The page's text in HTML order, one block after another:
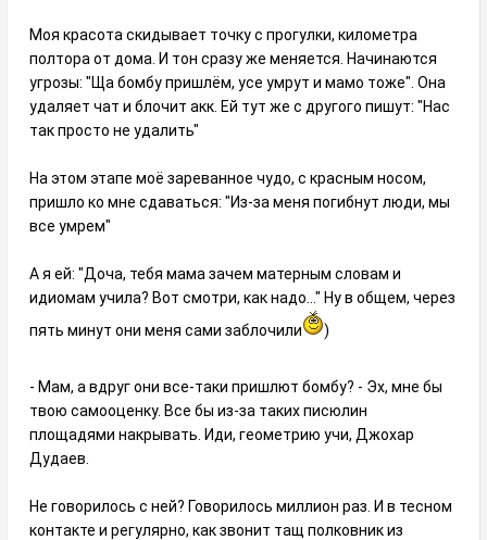
Моя красота скидывает точку с прогулки, километра
полтора от дома. И тон сразу же меняется. Начинаются
угрозы: "Ща бомбу пришлём, усе умрут и мамо тоже". Она
удаляет чат и блочит акк. Ей тут же с другого пишут: "Нас
так просто не удалить"
На этом этапе моё зареванное чудо, с красным носом,
пришло ко мне сдаваться: "Из-за меня погибнут люди, мы
все умрем"
А я ей: "Доча, тебя мама зачем матерным словам и
идиомам учила? Вот смотри, как надо..." Ну в общем, через
пять минут они меня сами заблочили
)
- Мам, а вдруг они все-таки пришлют бомбу? - Эх, мне бы
твою самооценку. Все бы из-за таких писюлин
площадями накрывать. Иди, геометрию учи, Джохар
Дудаев.
Не говорилось с ней? Говорилось миллион раз. И в тесном
контакте и регулярно, как звонит тащ полковник из